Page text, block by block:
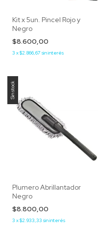
Kit x 5un. Pincel Rojo y
Negro
$8.600,00
3 x$2.866,67 sin interés
Sin stock
Plumero Abrillantador
Negro
$8.800,00
3 x$2.933,33 sin interés